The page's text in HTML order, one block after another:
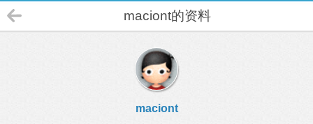
maciont的资料
maciont